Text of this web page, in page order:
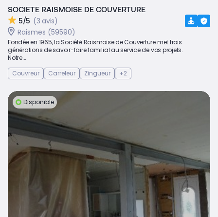
SOCIETE RAISMOISE DE COUVERTURE
5/5 (3 avis)
Raismes (59590)
Fondée en 1965, la Société Raismoise de Couverture met trois
générations de savoir-faire familial au service de vos projets.
Notre...
Couvreur
Carreleur Zingueur +2
Disponible